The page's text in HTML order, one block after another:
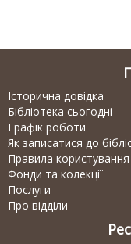
Історична довідка
Бібліотека сьогодні
Графік роботи
Як записатися до
Правила користування
Фонди та колекції
Послуги
Про відділи